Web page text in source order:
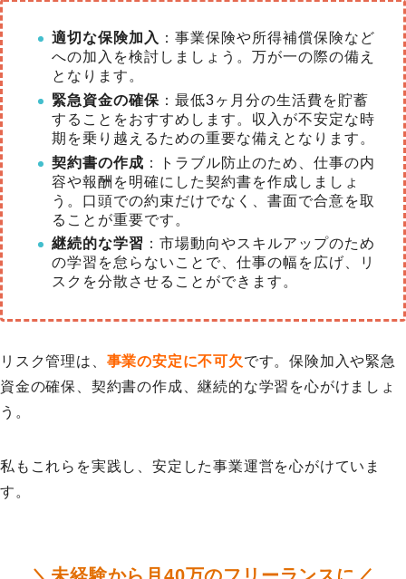
適切な保険加入 ：事業保険や所得補償保険など
への加入を検討しましょう。万が一の際の備え
となります。
緊急資金の確保 ：最低3ヶ月分の生活費を貯蓄
することをおすすめします。収入が不安定な時
期を乗り越えるための重要な備えとなります。
契約書の作成 ：トラブル防止のため、仕事の内
容や報酬を明確にした契約書を作成しましょ
う。口頭での約束だけでなく、書面で合意を取
ることが重要です。
継続的な学習 ：市場動向やスキルアップのため
の学習を怠らないことで、仕事の幅を広げ、リ
スクを分散させることができます。
リスク管理は、 事業の安定に不可欠です。保険加入や緊急
資金の確保、契約書の作成、継続的な学習を心がけましょ
う。
私もこれらを実践し、安定した事業運営を心がけていま
す。